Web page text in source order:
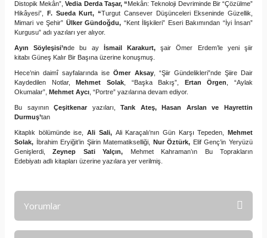
Distopik Mekân”,Vedia Derda Taşar, “Mekân: Teknoloji Devriminde Bir “Çözülme”
Hikâyesi”, F. Sueda Kurt, “Turgut Cansever Düşünceleri Ekseninde Güzellik,
Mimari ve Şehir” Ülker Gündoğdu, “Kent İlişkileri” Eseri Bakımından “İyi İnsan”
Kurgusu” adı yazıları yer alıyor.
Ayın Söyleşisi’nde bu ay İsmail Karakurt,şair
Ömer Erdem’le yeni şiir
kitabı Güneş Kalır Bir Başına üzerine konuşmuş.
Hece’nin daimî sayfalarında iseÖmer Aksay, “Şiir Gündelikleri”nde Şiire Dair
Kaydedilen Notlar,Mehmet Solak, “Başka Bakış”, Ertan Örgen
, “Aylak
Okumalar”, Mehmet Aycı , “Portre” yazılarına devam ediyor.
Bu sayınınÇeşitkenar yazıları,Tarık Ateş, Hasan Arslan ve Hayrettin
Durmuş’tan
Kitaplık bölümünde ise,Ali Sali, Ali Karaçalı’nın Gün Karşı Tepeden ,Mehmet
Solak, İbrahim Eryiğit’in Şiirin Matematikselliği Nur Öztürk, Elif Genç’inYeryüzü
Genişlerdi ,Zeynep Sati Yalçın, Mehmet Kahraman’ın
Bu Toprakların
Edebiyatı adlı kitapları üzerine yazılara yer verilmiş.
Yorumlar